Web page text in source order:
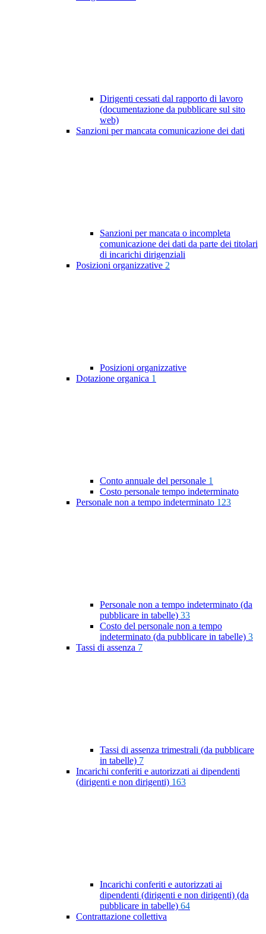
Dirigenti cessati dal rapporto di lavoro
(documentazione da pubblicare sul sito
web)
Sanzioni per mancata comunicazione dei dati
Sanzioni per mancata o incompleta
comunicazione dei dati da parte dei titolari
di incarichi dirigenziali
Posizioni organizzative 2
Posizioni organizzative
Dotazione organica 1
Conto annuale del personale 1
Costo personale tempo indeterminato
Personale non a tempo indeterminato 123
Personale non a tempo indeterminato (da
pubblicare in tabelle) 33
Costo del personale non a tempo
indeterminato (da pubblicare in tabelle) 3
Tassi di assenza 7
Tassi di assenza trimestrali (da pubblicare
in tabelle) 7
Incarichi conferiti e autorizzati ai dipendenti
(dirigenti e non dirigenti) 163
Incarichi conferiti e autorizzati ai
dipendenti (dirigenti e non dirigenti) (da
pubblicare in tabelle) 64
Contrattazione collettiva